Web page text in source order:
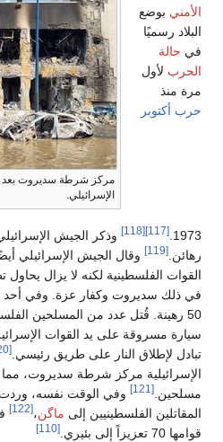
مركز شرطة سديروت بعد
الإسرائيلي.
الأمني بوضع
البلاد رسميًا
في حالة
الحرب لأول
مرة منذ
حرب أكتوبر
1973.
[117]
[118]
وذكر الجيش
رهائن. [119]
القوات الفلسطينية لكنه لا يزال يحاول
في ذلك سديروت وكفار عزة. وفي أحد
50 رهينة. قُتل عدد من المسلحين
سيارة مسروقة على يد القوات
تبادل لإطلاق النار على طريق رئيسي. [120]
الإسرائيلية مركز شرطة سديروت،
مسلحين. [121]
وفي الوقت نفسه، وردت
المقاتلين الفلسطينيين إلى ماگن،[122]
قوامها 70 تعزيزاً إلى بئيري.
[110]